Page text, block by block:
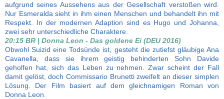
aufgrund seines Aussehens aus der Gesellschaft verstoßen wird.
Nur Esmeralda sieht in ihm einen Menschen und behandelt ihn mit
Respekt. In der modernen Adaption sind es Hugo und Johanna,
zwei sehr unterschiedliche Charaktere.
20:15 BR | Donna Leon - Das goldene Ei (DEU 2016)
Obwohl Suizid eine Todsünde ist, gesteht die zutiefst gläubige Ana
Cavanella, dass sie ihrem geistig behinderten Sohn Davide
geholfen hat, sich das Leben zu nehmen. Zwar scheint der Fall
damit gelöst, doch Commissario Brunetti zweifelt an dieser simplen
Lösung. Der Film basiert auf dem gleichnamigen Roman von
Donna Leon.